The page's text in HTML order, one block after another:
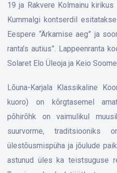
19 ja Rakvere Kolmainu
Kummalgi kontserdil
Eespere “Ärkamise aeg” ja
ranta’s autius”. Lappeenranta
Solaret Elo Üleoja ja Keio
Lõuna-Karjala Klassikaline
kuoro) on kõrgtasemel
põhirõhk on vaimulikul
suurvorme, traditsiooniks
ülestõusmispüha ja jõulude
astunud üles ka teistsuguse